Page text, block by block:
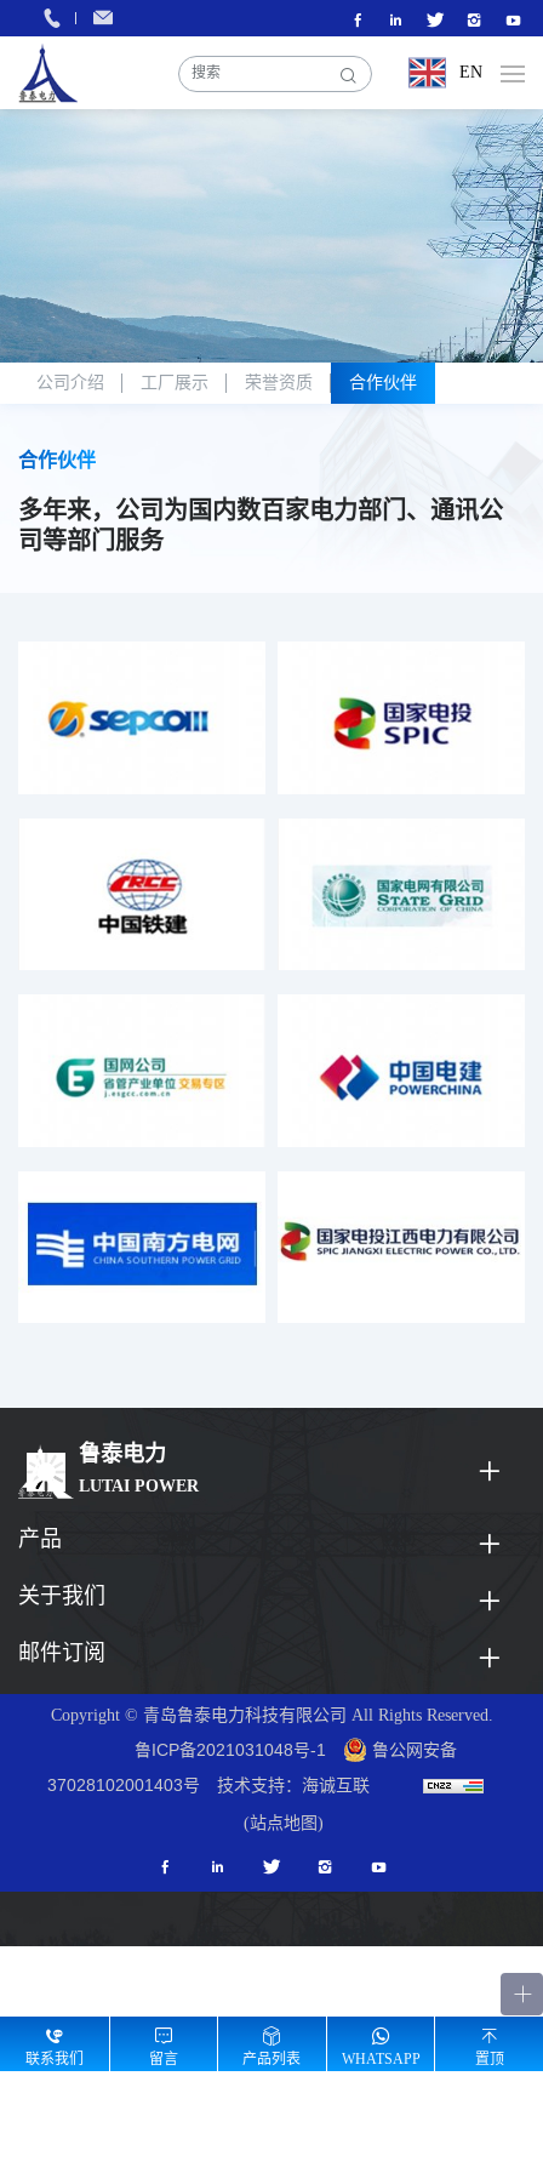
EN
公司介绍 工厂展示 荣誉资质 合作伙伴
合作伙伴
多年来，公司为国内数百家电力部门、通讯公
司等部门服务
鲁泰电力
LUTAI POWER
产品
关于我们
邮件订阅
Copyright © 青岛鲁泰电力科技有限公司 All Rights Reserved.
鲁ICP备2021031048号-1
鲁公网安备
37028102001403号
技术支持：海诚互联
(站点地图)
联系我们 留言 产品列表 WHATSAPP 置顶